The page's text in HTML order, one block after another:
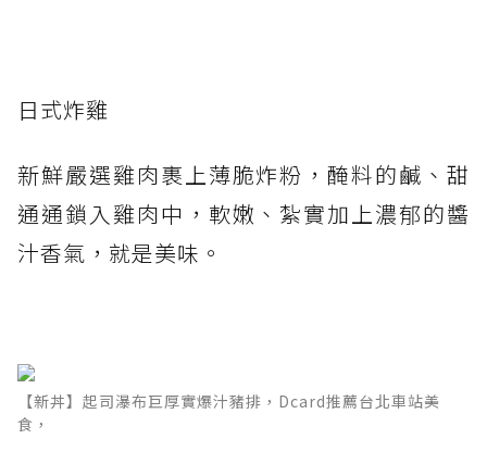
日式炸雞
新鮮嚴選雞肉裹上薄脆炸粉，醃料的鹹、甜
通通鎖入雞肉中，軟嫩、紮實加上濃郁的醬
汁香氣，就是美味。
【新丼】起司瀑布巨厚實爆汁豬排，Dcard推薦台北車站美
食，